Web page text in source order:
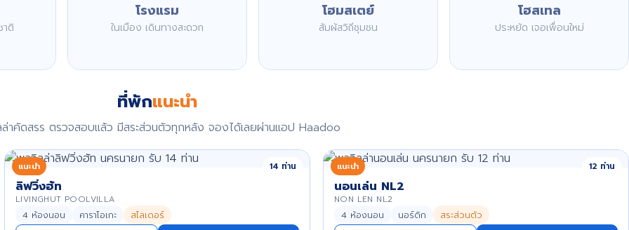
าติ
โรงแรม
ในเมือง เดินทางสะดวก
โฮมสเตย์
สัมผัสวิถีชุมชน
โฮสเทล
ประหยัด เจอเพื่อนใหม่
ที่พักแนะนำ
าคัดสรร ตรวจสอบแล้ว มีสระส่วนตัวทุกหลัง จองได้เลยผ่านแอป Haadoo
แนะนำ 14 ท่าน
ลิฟวิ่งฮัท
LIVINGHUT POOLVILLA
4 ห้องนอน คาราโอเกะ สไลเดอร์
แนะนำ 12 ท่าน
นอนเล่น NL2
NON LEN NL2
4 ห้องนอน นอร์ดิก สระส่วนตัว